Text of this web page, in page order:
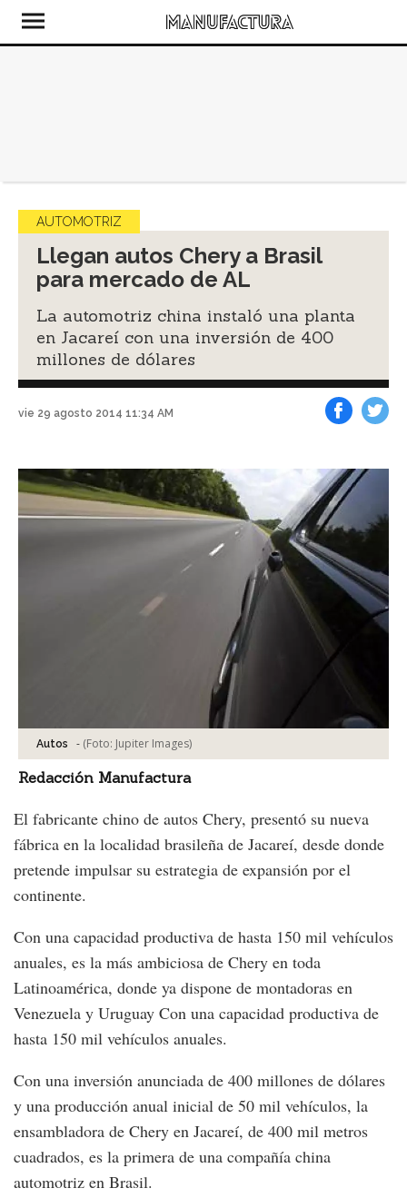
AUTOMOTRIZ
Llegan autos Chery a Brasil
para mercado de AL
La automotriz china instaló una planta
en Jacareí con una inversión de 400
millones de dólares
vie 29 agosto 2014 11:34 AM
Autos - (Foto: Jupiter Images)
Redacción Manufactura
El fabricante chino de autos Chery, presentó su nueva
fábrica en la localidad brasileña de Jacareí, desde donde
pretende impulsar su estrategia de expansión por el
continente.
Con una capacidad productiva de hasta 150 mil vehículos
anuales, es la más ambiciosa de Chery en toda
Latinoamérica, donde ya dispone de montadoras en
Venezuela y Uruguay Con una capacidad productiva de
hasta 150 mil vehículos anuales.
Con una inversión anunciada de 400 millones de dólares
y una producción anual inicial de 50 mil vehículos, la
ensambladora de Chery en Jacareí, de 400 mil metros
cuadrados, es la primera de una compañía china
automotriz en Brasil.